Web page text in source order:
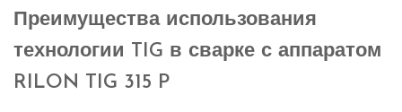
Преимущества использования
технологии TIG в сварке с аппаратом
RILON TIG 315 P